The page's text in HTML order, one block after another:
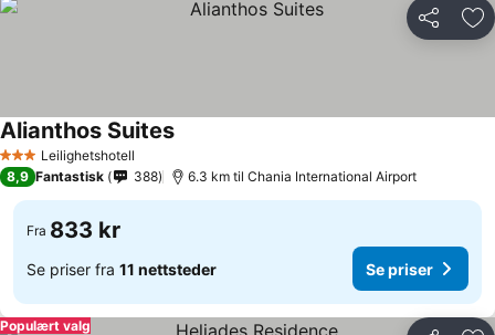
Del
3 StjernerLeilighetshotell
Alianthos SuitesSe priser
8,9 Fantastisk 388 6.3 km til Chania International Airport
Fra 833 kr
Se priser fra 11 nettsteder Se priser
Populært valg